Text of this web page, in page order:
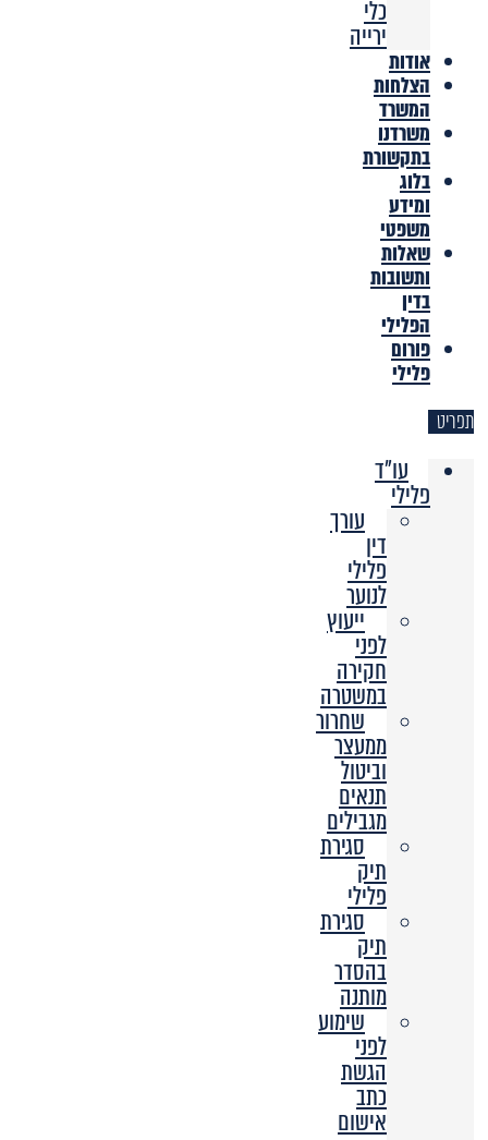
כלי
ירייה
אודות
הצלחות
המשרד
משרדנו
בתקשורת
בלוג
ומידע
משפטי
שאלות
ותשובות
בדין
הפלילי
פורום
פלילי
תפריט
עו"ד
פלילי
עורך
דין
פלילי
לנוער
ייעוץ
לפני
חקירה
במשטרה
שחרור
ממעצר
וביטול
תנאים
מגבילים
סגירת
תיק
פלילי
סגירת
תיק
בהסדר
מותנה
שימוע
לפני
הגשת
כתב
אישום